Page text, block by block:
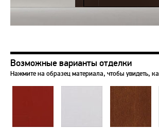
Возможные варианты отделки
Нажмите на образец материала, чтобы увидеть,